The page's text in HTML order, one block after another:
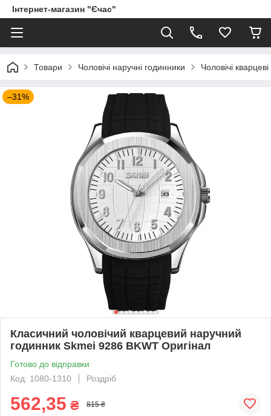
Інтернет-магазин "Єчас"
Товари Чоловічі наручні годинники Чоловічі
–31%
Класичний чоловічий кварцевий наручний
годинник Skmei 9286 BKWT Oригінал
Готово до відправки
Код: 1080-1310
Роздріб
562,35 ₴ 815 ₴